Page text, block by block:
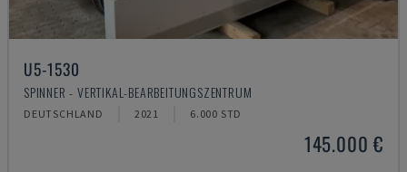
U5-1530
SPINNER - VERTIKAL-BEARBEITUNGSZENTRUM
DEUTSCHLAND 2021 6.000 STD
145.000 €